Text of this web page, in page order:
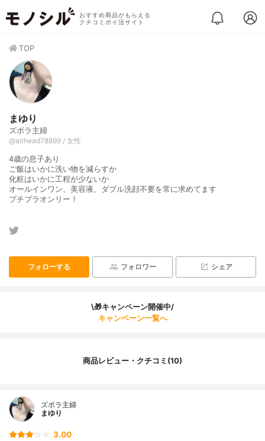
おすすめ商品がもらえる
クチコミポイ活サイト
TOP
まゆり
ズボラ主婦
@airhead78899 / 女性
4歳の息子あり
ご飯はいかに洗い物を減らすか
化粧はいかに工程が少ないか
オールインワン、美容液、ダブル洗顔不要を常に求めてます
プチプラオンリー！
フォローする フォロワー シェア
\🎁キャンペーン開催中/
キャンペーン一覧へ
商品レビュー・クチコミ(10)
ズボラ主婦
まゆり
3.00